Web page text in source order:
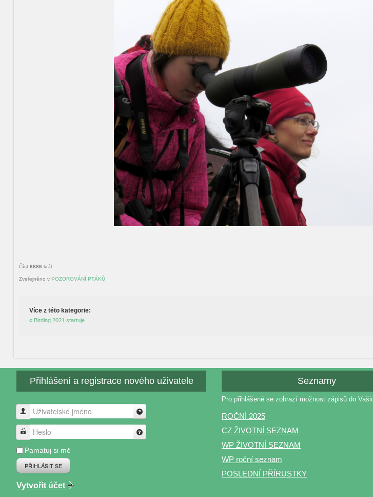
Číst 6886 krát
Zveřejněno v POZOROVÁNÍ PTÁKŮ
Více z této kategorie:
« Birding 2021 startuje
Přihlášení a registrace nového uživatele
Uživatelské jméno
Heslo
Pamatuj si mě
PŘIHLÁSIT SE
Vytvořit účet
Seznamy
Pro přihlášené se zobrazí možnost zápisů do
ROČNÍ 2025
CZ ŽIVOTNÍ SEZNAM
WP ŽIVOTNÍ SEZNAM
WP roční seznam
POSLEDNÍ PŘÍRUSTKY